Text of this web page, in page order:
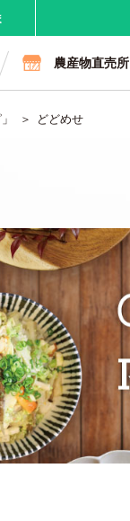
農産物直売所
どどめせ